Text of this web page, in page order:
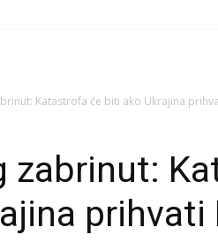
Katastrofa će biti ako Ukrajina
zabrinut:
prihvati